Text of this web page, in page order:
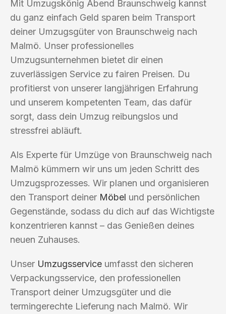
Mit Umzugskönig Abend Braunschweig kannst
du ganz einfach Geld sparen beim Transport
deiner Umzugsgüter von Braunschweig nach
Malmö. Unser professionelles
Umzugsunternehmen bietet dir einen
zuverlässigen Service zu fairen Preisen. Du
profitierst von unserer langjährigen Erfahrung
und unserem kompetenten Team, das dafür
sorgt, dass dein Umzug reibungslos und
stressfrei abläuft.
Als Experte für Umzüge von Braunschweig nach
Malmö kümmern wir uns um jeden Schritt des
Umzugsprozesses. Wir planen und organisieren
den Transport deiner Möbel und persönlichen
Gegenstände, sodass du dich auf das Wichtigste
konzentrieren kannst – das Genießen deines
neuen Zuhauses.
Unser Umzugsservice umfasst den sicheren
Verpackungsservice, den professionellen
Transport deiner Umzugsgüter und die
termingerechte Lieferung nach Malmö. Wir